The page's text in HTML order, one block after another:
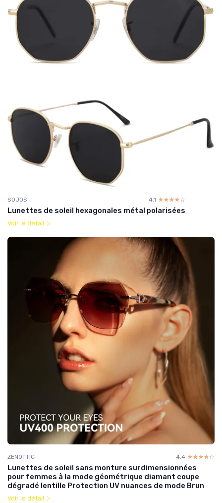
SOJOS 4.1 ☆☆☆☆☆
★★★★★
Lunettes de soleil hexagonales métal polarisées
Voir le détail
ZENOTTIC 4.4 ☆☆☆☆☆
★★★★★
Lunettes de soleil sans monture surdimensionnées
pour femmes à la mode géométrique diamant coupe
dégradé lentille Protection UV nuances de mode Brun
Voir le détail